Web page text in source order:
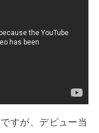
すが、デビュー当